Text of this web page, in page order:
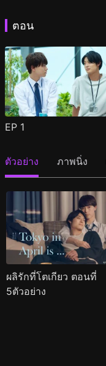
ตอน
EP 1
ตัวอย่าง ภาพนิ่ง
ผลิรักที่โตเกียว ตอนที่
5ตัวอย่าง